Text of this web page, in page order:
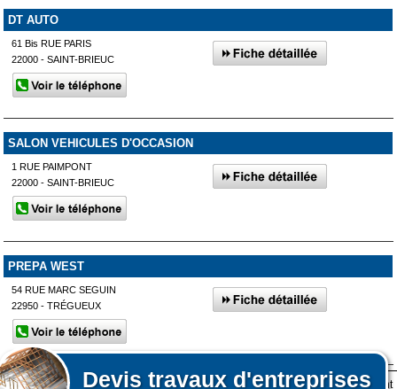
Devis travaux d'entreprises
DT AUTO
61 Bis RUE PARIS
22000 - SAINT-BRIEUC
SALON VEHICULES D'OCCASION
1 RUE PAIMPONT
22000 - SAINT-BRIEUC
PREPA WEST
54 RUE MARC SEGUIN
22950 - TRÉGUEUX
Lors de votre visite sur notre site des fichiers informatiques nommés cookies sont